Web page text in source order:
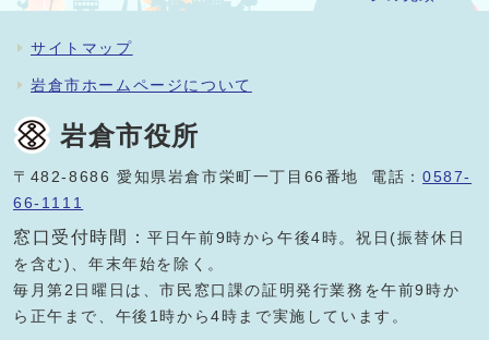
サイトマップ
岩倉市ホームページについて
岩倉市役所
〒482-8686 愛知県岩倉市栄町一丁目66番地 電話：0587-
66-1111
窓口受付時間：平日午前9時から午後4時。祝日(振替休日
を含む)、年末年始を除く。
毎月第2日曜日は、市民窓口課の証明発行業務を午前9時か
ら正午まで、午後1時から4時まで実施しています。